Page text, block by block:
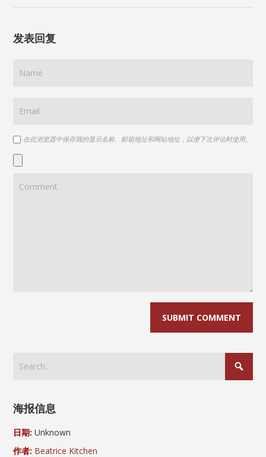
发表回复
在此浏览器中保存我的显示名称、邮箱地址和网站地址，以便下次评论时使用。
海报信息
日期: Unknown
作者: Beatrice Kitchen